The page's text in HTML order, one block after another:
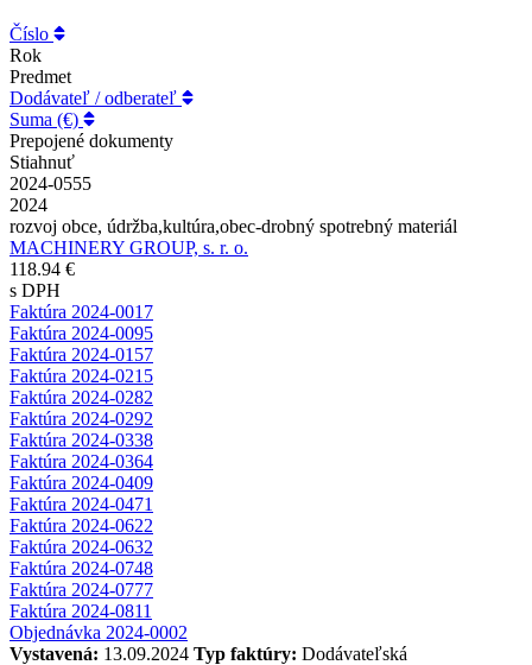
Číslo
Rok
Predmet
Dodávateľ / odberateľ
Suma (€)
Prepojené dokumenty
Stiahnuť
2024-0555
2024
rozvoj obce, údržba,kultúra,obec-drobný spotrebný materiál
MACHINERY GROUP, s. r. o.
118.94 €
s DPH
Faktúra 2024-0017
Faktúra 2024-0095
Faktúra 2024-0157
Faktúra 2024-0215
Faktúra 2024-0282
Faktúra 2024-0292
Faktúra 2024-0338
Faktúra 2024-0364
Faktúra 2024-0409
Faktúra 2024-0471
Faktúra 2024-0622
Faktúra 2024-0632
Faktúra 2024-0748
Faktúra 2024-0777
Faktúra 2024-0811
Objednávka 2024-0002
Vystavená: 13.09.2024 Typ faktúry: Dodávateľská